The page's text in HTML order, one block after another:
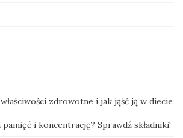
zdrowotne i jak jąść ją w diecie
pamięć i koncentrację? Sprawdź składniki!